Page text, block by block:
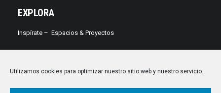
Utilizamos cookies para optimizar nuestro sitio web y nuestro servicio.
EXPLORA
Inspírate – Espacios & Proyectos
Aprende –Guías de Decoración